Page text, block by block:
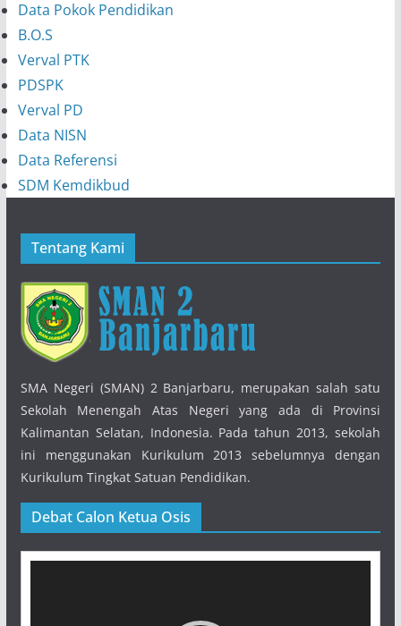
Data Pokok Pendidikan
B.O.S
Verval PTK
PDSPK
Verval PD
Data NISN
Data Referensi
SDM Kemdikbud
Tentang Kami
SMA Negeri (SMAN) 2 Banjarbaru, merupakan salah satu
Sekolah Menengah Atas Negeri yang ada di Provinsi
Kalimantan Selatan, Indonesia. Pada tahun 2013, sekolah
ini menggunakan Kurikulum 2013 sebelumnya dengan
Kurikulum Tingkat Satuan Pendidikan.
Debat Calon Ketua Osis